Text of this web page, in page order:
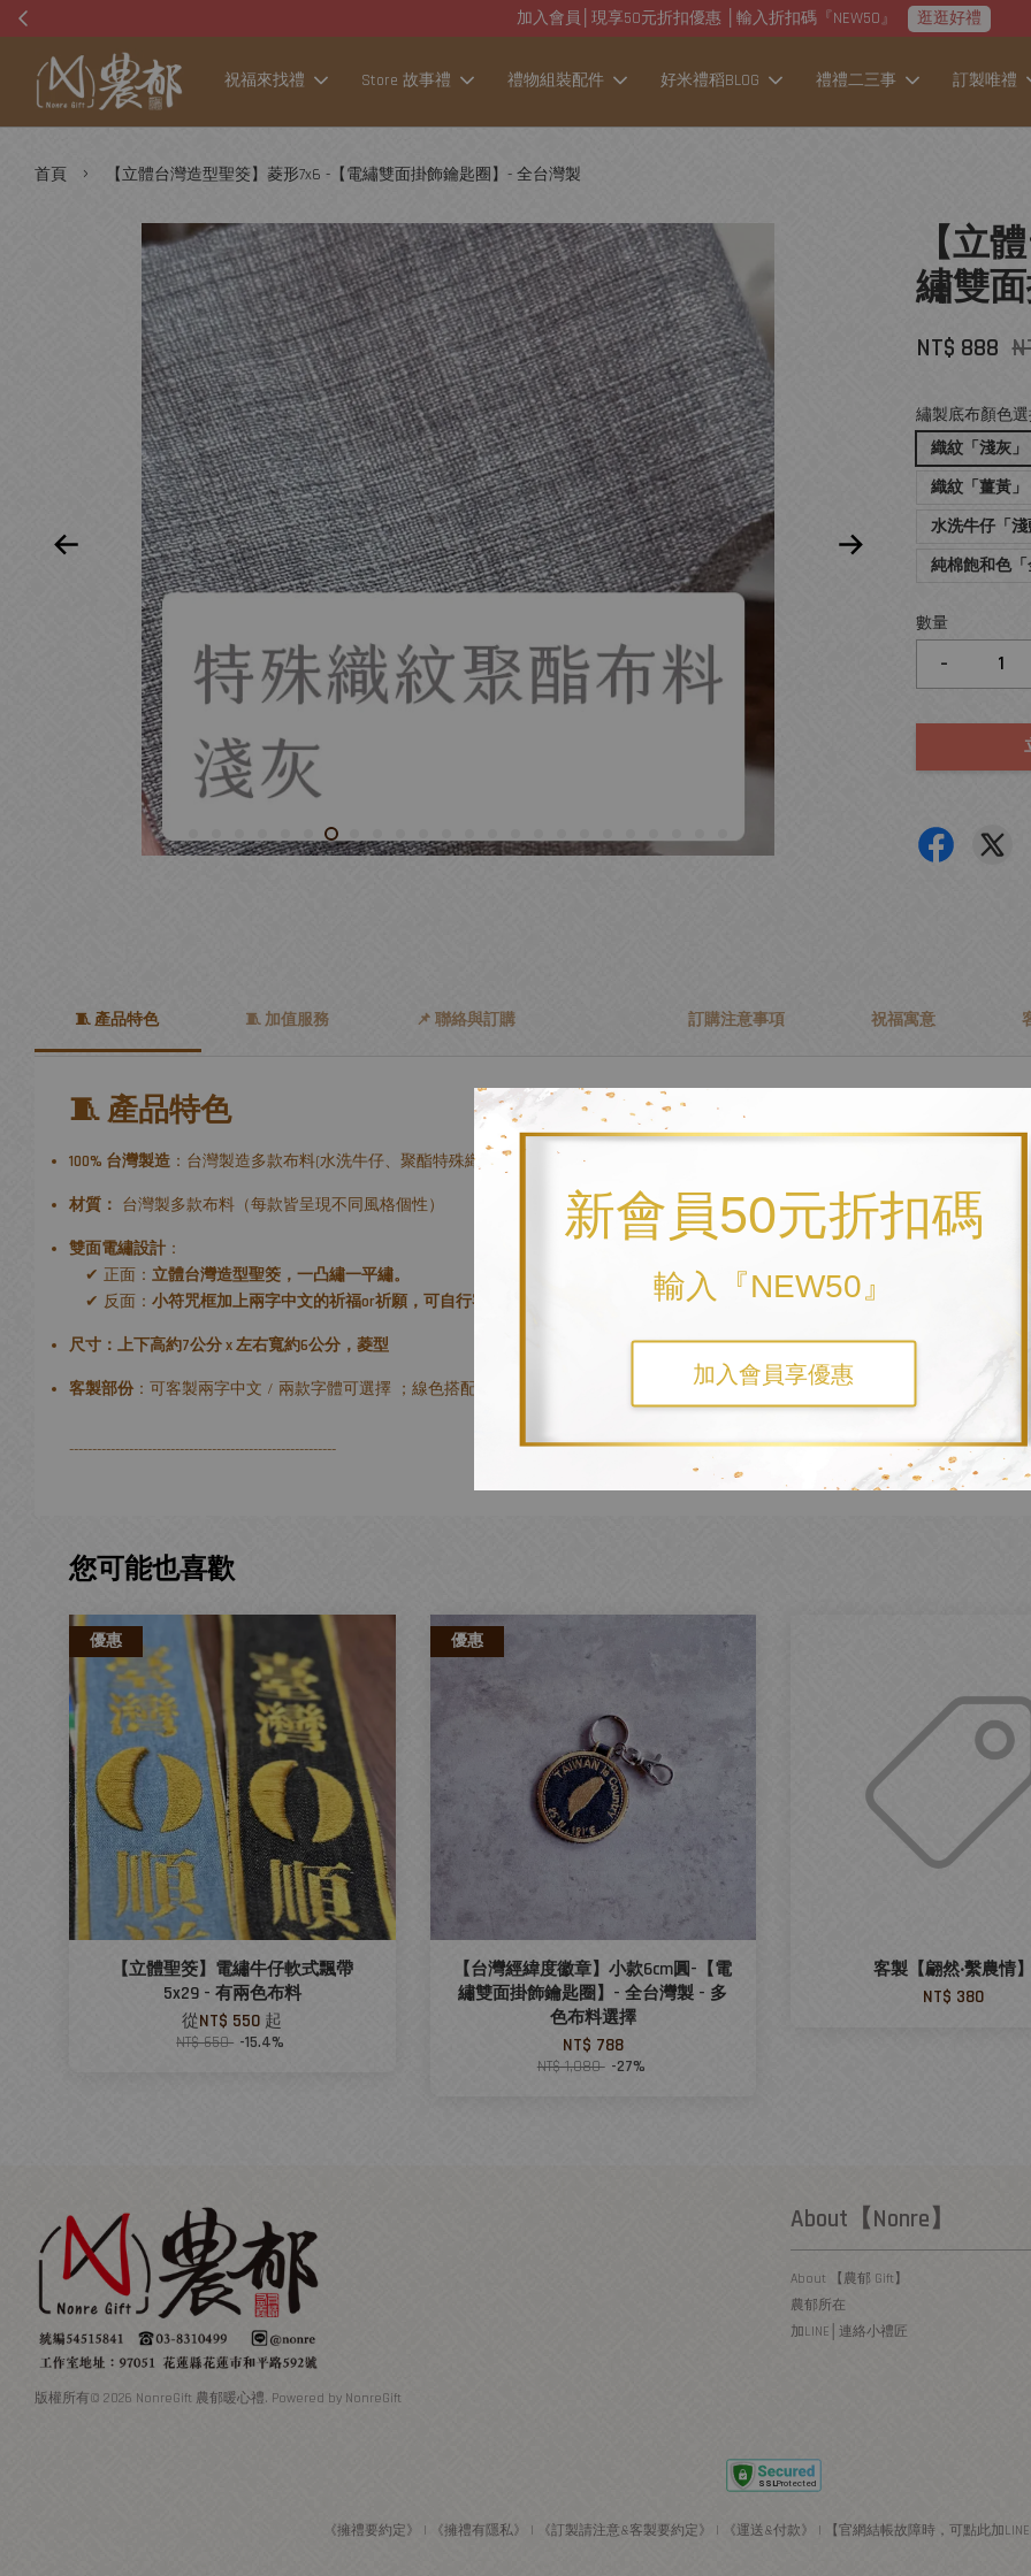
新會員50元折扣碼
輸入『NEW50』
加入會員享優惠
加入會員│現享50元折扣優惠 │輸入折扣碼『NEW50』 逛逛好禮
祝福來找禮 Store 故事禮 禮物組裝配件 好米禮稻BLOG 禮禮二三事 訂製唯禮
首頁 › 【立體台灣造型聖筊】菱形7x6 -【電繡雙面掛飾鑰匙圈】- 全台灣製
【立
繡雙
NT$ 888
繡製底布顏色
織紋「淺灰」
織紋「薑黃」
水洗牛仔「
純棉飽和色
數量
-
🧵 產品特色 🧵 加值服務 📌 聯絡與訂購 訂購注意事項 祝福寓意
🧵 產品特色
100% 台灣製造 ：台灣製造多款布料(水洗牛仔、聚酯特殊織紋布、純棉純色布料)、電繡、五金，全程台灣製作
材質： 台灣製多款布料（每款皆呈現不同風格個性）
雙面電繡設計 ：
✔ 正面： 立體台灣造型聖筊，一凸繡一平繡。
✔ 反面： 小符咒框加上兩字中文的祈福or祈願，可自行客製文字。
尺寸：上下高約7公分 x 左右寬約6公分，菱型
客製部份 ：可客製兩字中文 / 兩款字體可選擇 ；線色搭配則為「聖筊」+「雙面框與小符咒」+「兩字中文」可以三個區塊搭配不同線色
----------------------------------------------------------
您可能也喜歡
優惠
【立體聖筊】電繡牛仔軟式飄帶
5x29 - 有兩色布料
從NT$ 550 起
NT$ 650 -15.4%
優惠
【台灣經緯度徽章】小款6cm圓-【電
繡雙面掛飾鑰匙圈】- 全台灣製 - 多
色布料選擇
NT$ 788
NT$ 1,080 -27%
客製【翩然‧繫農情
NT$ 380
版權所有© 2026 NonreGift 農郁暖心禮. Powered by NonreGift
About【Nonre】
About 【農郁 Gift】
農郁所在
加LINE│連絡小禮匠
《擁禮要約定》 | 《擁禮有隱私》 | 《訂製請注意&客製要約定》 | 《運送&付款》 | 【官網結帳故障時，可點此加